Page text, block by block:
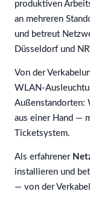
produktiven
an mehreren
und betreut
Düsseldorf und
Von der
WLAN-
Außenstandorten:
aus einer Hand —
Ticketsystem.
Als erfahrener
installieren und
— von der